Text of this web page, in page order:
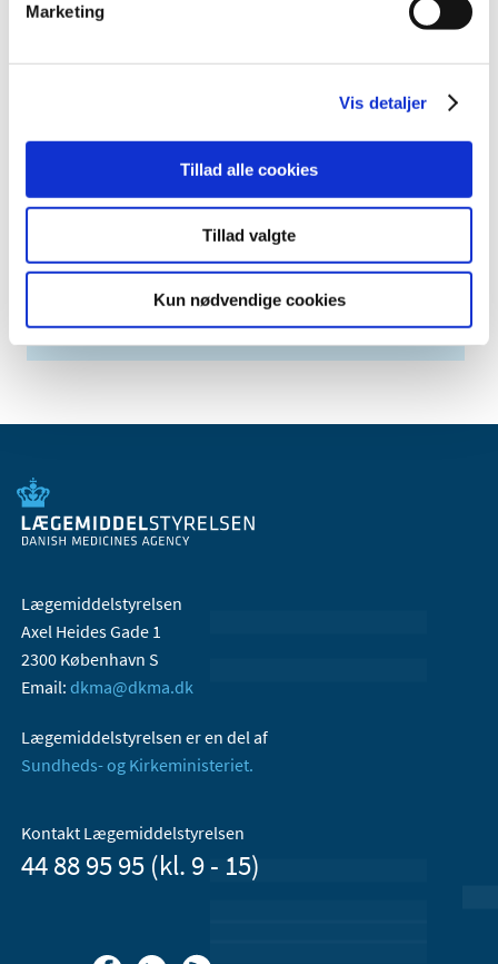
Marketing
Vis detaljer
Tillad alle cookies
Tillad valgte
Kun nødvendige cookies
august (5)
marts (3)
2022 (16)
2020 (11)
2018 (45)
Lægemiddelstyrelsen
Axel Heides Gade 1
2300 København S
Email: dkma@dkma.dk
Lægemiddelstyrelsen er en del af
Sundheds- og Kirkeministeriet.
Kontakt Lægemiddelstyrelsen
44 88 95 95 (kl. 9 - 15)